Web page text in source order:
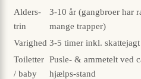
Alders­
trin
3-10 år (gangbroer har
mange trapper)
Varighed 3-5 timer inkl. skattejagt
Toiletter
/ baby
Pusle- & ammetelt ved
hjælps-stand